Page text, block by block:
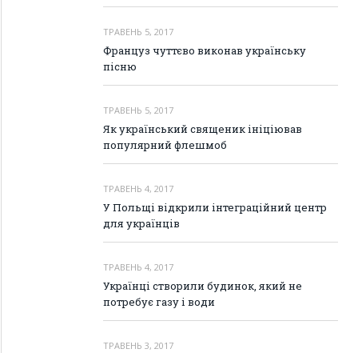
ТРАВЕНЬ 5, 2017
Француз чуттєво виконав українську
пісню
ТРАВЕНЬ 5, 2017
Як український священик ініціював
популярний флешмоб
ТРАВЕНЬ 4, 2017
У Польщі відкрили інтеграційний центр
для українців
ТРАВЕНЬ 4, 2017
Українці створили будинок, який не
потребує газу і води
ТРАВЕНЬ 3, 2017